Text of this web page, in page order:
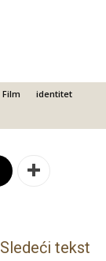
Film
identitet
Sledeći tekst